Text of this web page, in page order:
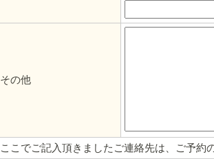
その他
ここでご記入頂きましたご連絡先は、ご予約